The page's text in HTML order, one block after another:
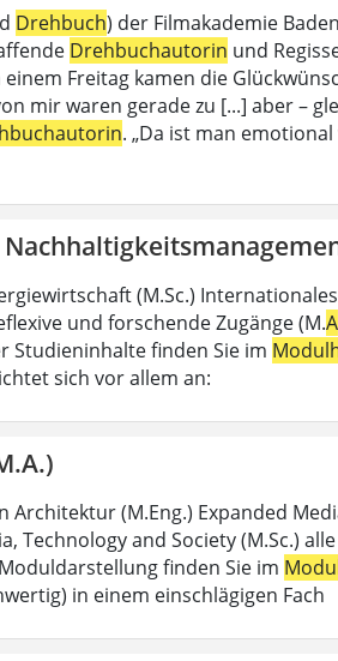
Drehbuch) der Filmakademie
Drehbuchautorin und
Freitag kamen die
mir waren gerade zu [...] aber –
. „Da ist man
(M.Sc.)
und forschende Zugänge (M.A
Studieninhalte finden Sie im
sich vor allem an:
(M.Eng.) Expanded
Technology and Society (M.Sc.)
finden Sie im
in einem einschlägigen Fach